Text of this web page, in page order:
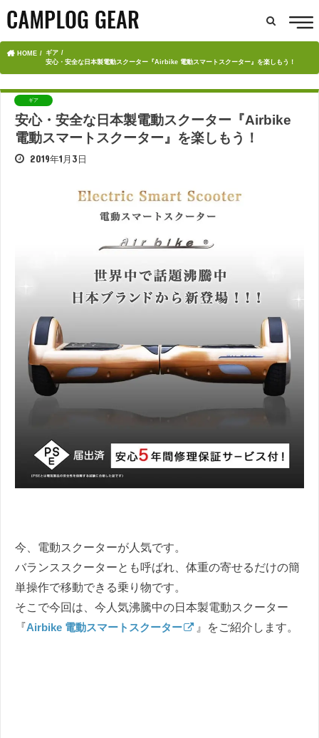
HOME
ギア
安心・安全な日本製電動スクーター『Airbike 電動スマートスクーター』を楽しもう！
ギア
安心・安全な日本製電動スクーター『Airbike
電動スマートスクーター』を楽しもう！
2019年1月3日
今、電動スクーターが人気です。
バランススクーターとも呼ばれ、体重の寄せるだけの簡
単操作で移動できる乗り物です。
そこで今回は、今人気沸騰中の日本製電動スクーター
『Airbike 電動スマートスクーター 』をご紹介します。